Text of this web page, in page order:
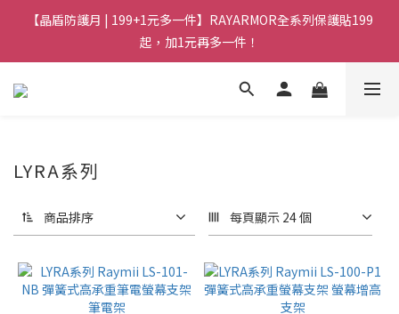
【晶盾防護月 | 199+1元多一件】RAYARMOR全系列保護貼199
起，加1元再多一件！
LYRA系列
商品排序 每頁顯示 24 個